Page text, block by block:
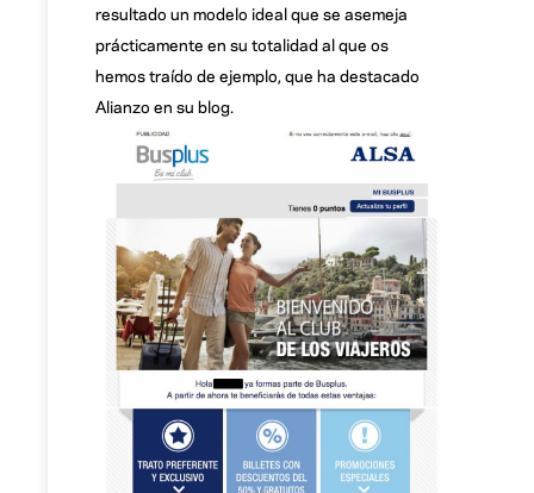
resultado un modelo ideal que se asemeja
prácticamente en su totalidad al que os
hemos traído de ejemplo, que ha destacado
Alianzo en su blog.